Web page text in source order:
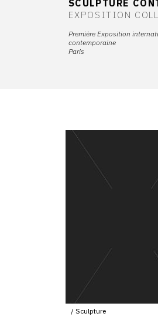
SCULPTURE
EXPOSITION
Première Exposition
contemporaine
Paris
Sculpture